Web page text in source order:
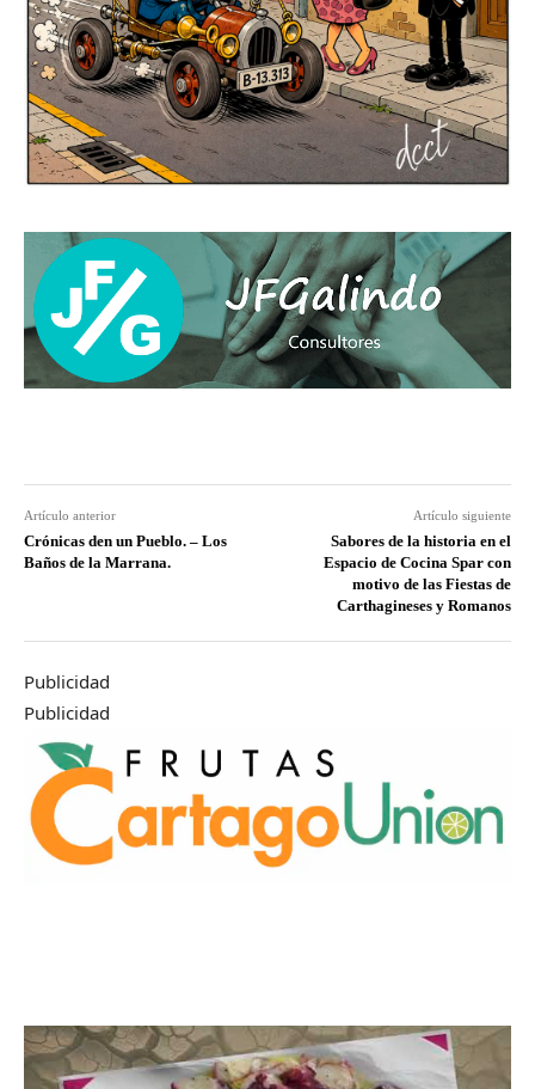
Artículo anterior
Crónicas den un Pueblo. – Los
Baños de la Marrana.
Artículo siguiente
Sabores de la historia en el
Espacio de Cocina Spar con
motivo de las Fiestas de
Carthagineses y Romanos
Publicidad
Publicidad